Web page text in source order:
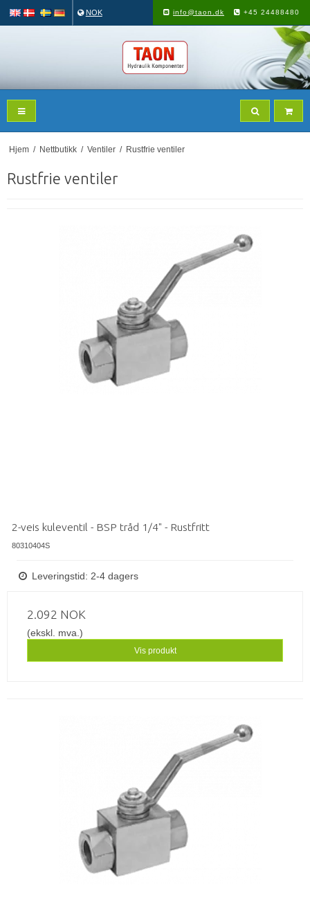
NOK info@taon.dk +45 24488480
Hjem / Nettbutikk / Ventiler / Rustfrie ventiler
Rustfrie ventiler
2-veis kuleventil - BSP tråd 1/4" - Rustfritt
80310404S
Leveringstid: 2-4 dagers
2.092 NOK
(ekskl. mva.)
Vis produkt